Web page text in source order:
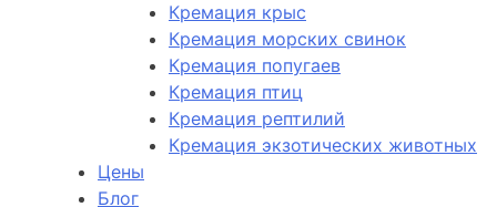
Кремация крыс
Кремация морских свинок
Кремация попугаев
Кремация птиц
Кремация рептилий
Кремация экзотических животных
Цены
Блог